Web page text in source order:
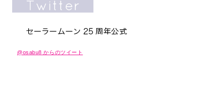
@osabu8 からのツイート